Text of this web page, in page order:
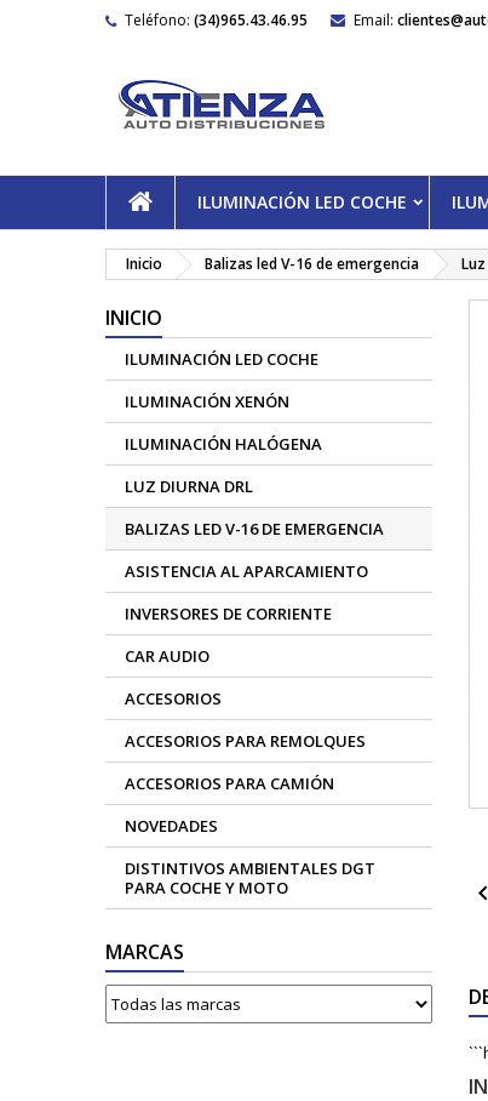
Teléfono: (34)965.43.46.95 Email:
ILUMINACIÓN LED COCHE
Inicio Balizas led V-16 de emergencia
INICIO
ILUMINACIÓN LED COCHE
ILUMINACIÓN XENÓN
ILUMINACIÓN HALÓGENA
LUZ DIURNA DRL
BALIZAS LED V-16 DE EMERGENCIA
ASISTENCIA AL APARCAMIENTO
INVERSORES DE CORRIENTE
CAR AUDIO
ACCESORIOS
ACCESORIOS PARA REMOLQUES
ACCESORIOS PARA CAMIÓN
NOVEDADES
DISTINTIVOS AMBIENTALES DGT
PARA COCHE Y MOTO
MARCAS
